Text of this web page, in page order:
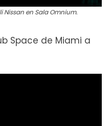
Nissan en Sala Omnium.
Space de Miami a